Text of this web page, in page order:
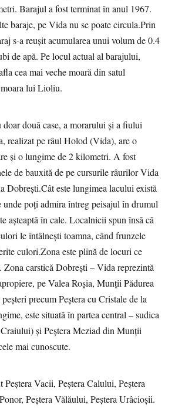
Barajul a fost terminat în anul 1967.
baraje, pe Vida nu se poate circula.Prin
s-a reuşit acumularea unui volum de 0.4
de apă. Pe locul actual al barajului,
cea mai veche moară din satul
lui Lioliu.
doar două case, a morarului și a fiului
realizat pe râul Holod (Vida), are o
şi o lungime de 2 kilometri. A fost
de bauxită de pe cursurile râurilor Vida
Dobrești.Cât este lungimea lacului există
unde poți admira întreg peisajul în drumul
așteaptă în cale. Localnicii spun însă că
le întâlneşti toamna, când frunzele
culori.Zona este plină de locuri ce
Zona carstică Dobreşti – Vida reprezintă
pe Valea Roșia, Munții Pădurea
precum Peştera cu Cristale de la
este situată în partea central – sudica
şi Peştera Meziad din Munții
mai cunoscute.
Vacii, Peștera Calului, Peștera
Peștera Vălăului, Peștera Urâcioșii.